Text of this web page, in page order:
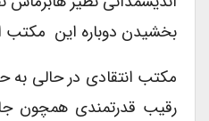
بخشیدن دوباره این مکتب
مکتب انتقادی در حالی به
رقیب قدرتمندی همچون